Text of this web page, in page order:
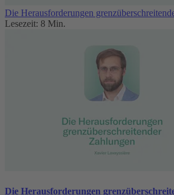
Die Herausforderungen
Lesezeit: 8 Min.
Die Herausforderungen